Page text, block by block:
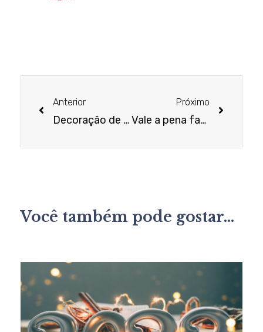
Anterior
Decoração de banheiro – Dicas para um ambiente bonito e prático
Próximo
Vale a pena fazer móveis planejados?
Você também pode gostar...